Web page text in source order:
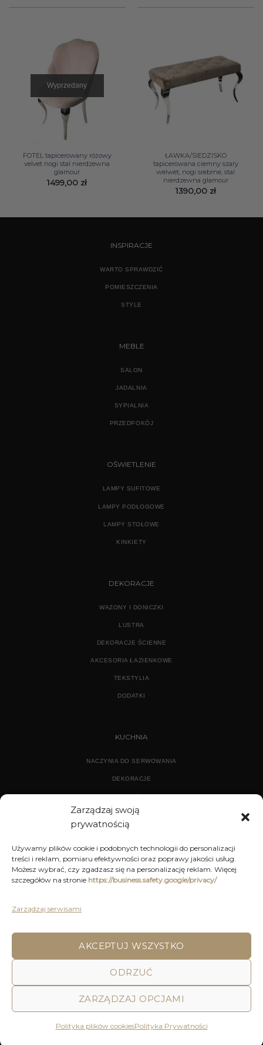
Zarządzaj swoją
prywatnością
Używamy plików cookie i podobnych technologii do personalizacji
treści i reklam, pomiaru efektywności oraz poprawy jakości usług.
Możesz wybrać, czy zgadzasz się na personalizację reklam. Więcej
szczegółów na stronie https://business.safety.google/privacy/
Zarządzaj serwisami
AKCEPTUJ WSZYSTKO
ODRZUĆ
ZARZĄDZAJ OPCJAMI
Polityka plików cookiesPolityka Prywatności
Wyprzedany
FOTEL tapicerowany różowy
velvet nogi stal nierdzewna
glamour
1499,00 zł
ŁAWKA/SIEDZISKO
tapicerowana ciemny szary
welwet, nogi srebrne, stal
nierdzewna glamour
1390,00 zł
INSPIRACJE
WARTO SPRAWDZIĆ
POMIESZCZENIA
STYLE
MEBLE
SALON
JADALNIA
SYPIALNIA
PRZEDPOKÓJ
OŚWIETLENIE
LAMPY SUFITOWE
LAMPY PODŁOGOWE
LAMPY STOŁOWE
KINKIETY
DEKORACJE
WAZONY I DONICZKI
LUSTRA
DEKORACJE ŚCIENNE
AKCESORIA ŁAZIENKOWE
TEKSTYLIA
DODATKI
KUCHNIA
NACZYNIA DO SERWOWANIA
DEKORACJE
DEKORACJE
KUCHNIA
POLITYKA PRYWATNOŚCI
REGULAMIN SKLEPU ON-LINE
DECOR AND YOU
Decor & You | Home Decorations | Home Accessories |
Shark Media